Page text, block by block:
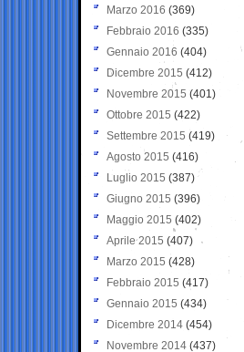
Marzo 2016 (369)
Febbraio 2016 (335)
Gennaio 2016 (404)
Dicembre 2015 (412)
Novembre 2015 (401)
Ottobre 2015 (422)
Settembre 2015 (419)
Agosto 2015 (416)
Luglio 2015 (387)
Giugno 2015 (396)
Maggio 2015 (402)
Aprile 2015 (407)
Marzo 2015 (428)
Febbraio 2015 (417)
Gennaio 2015 (434)
Dicembre 2014 (454)
Novembre 2014 (437)